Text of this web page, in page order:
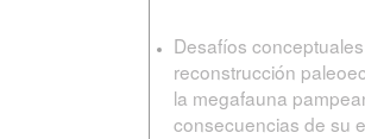
Desafíos
reconstrucción
la megafauna
consecuencias de su